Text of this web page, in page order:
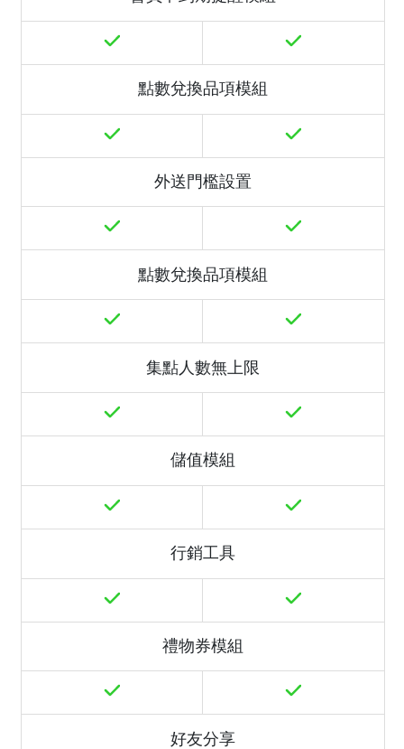
點數兌換品項模組
外送門檻設置
點數兌換品項模組
集點人數無上限
儲值模組
行銷工具
禮物券模組
好友分享